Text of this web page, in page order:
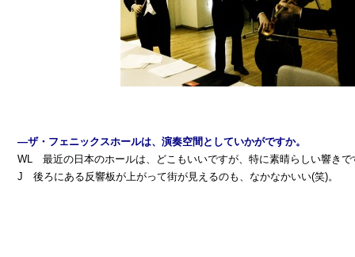
―ザ・フェニックスホールは、演奏空間としていかがですか。
WL 最近の日本のホールは、どこもいいですが、特に素晴らしい響きで
J 後ろにある反響板が上がって街が見えるのも、なかなかいい(笑)。